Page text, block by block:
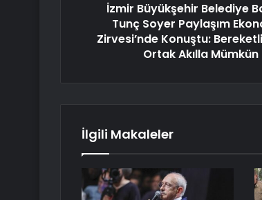
İzmir Büyükşehir Belediye
Tunç Soyer Paylaşım
Zirvesi’nde Konuştu:
Ortak Akılla Mümkün
İlgili Makaleler